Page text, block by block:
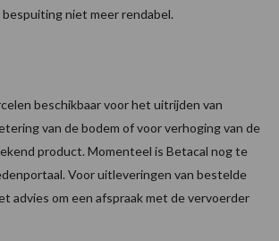
niet meer rendabel.
beschikbaar voor het uitrijden van
van de bodem of voor verhoging van de
product. Momenteel is Betacal nog te
Voor uitleveringen van bestelde
advies om een afspraak met de vervoerder